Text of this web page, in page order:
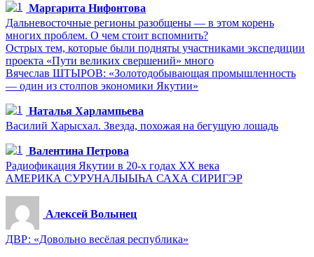
Маргарита Нифонтова
Дальневосточные регионы разобщены — в этом корень
многих проблем. О чем стоит вспомнить?
Острых тем, которые были подняты участниками экспедиции
проекта «Пути великих свершений» много
Вячеслав ШТЫРОВ: «Золотодобывающая промышленность
— один из столпов экономики Якутии»
Наталья Харлампьева
Василий Харысхал. Звезда, похожая на бегущую лошадь
Валентина Петрова
Радиофикация Якутии в 20-х годах ХХ века
АМЕРИКА СУРУНАЛЫЫҺА САХА СИРИГЭР
Алексей Волынец
ДВР: «Довольно весёлая республика»